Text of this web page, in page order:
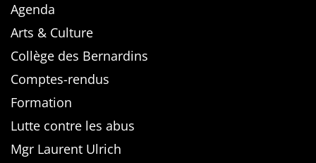
Agenda
Arts & Culture
Collège des Bernardins
Comptes-rendus
Formation
Lutte contre les abus
Mgr Laurent Ulrich